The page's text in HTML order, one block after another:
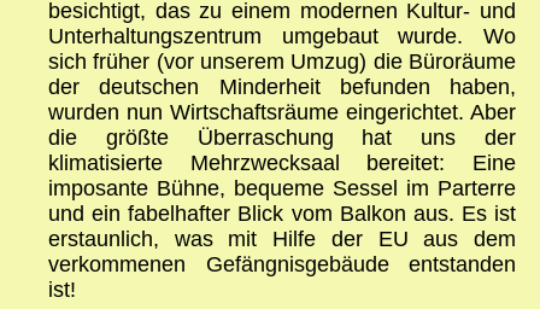
besichtigt, das zu einem modernen Kultur- und
Unterhaltungszentrum umgebaut wurde. Wo
sich früher (vor unserem Umzug) die Büroräume
der deutschen Minderheit befunden haben,
wurden nun Wirtschaftsräume eingerichtet. Aber
die größte Überraschung hat uns der
klimatisierte Mehrzwecksaal bereitet: Eine
imposante Bühne, bequeme Sessel im Parterre
und ein fabelhafter Blick vom Balkon aus. Es ist
erstaunlich, was mit Hilfe der EU aus dem
verkommenen Gefängnisgebäude entstanden
ist!